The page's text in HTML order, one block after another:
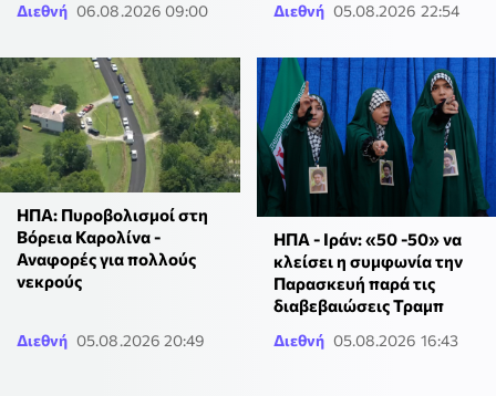
Διεθνή 06.08.2026 09:00 Διεθνή 05.08.2026 22:54
ΗΠΑ: Πυροβολισμοί στη
Βόρεια Καρολίνα -
Αναφορές για πολλούς
νεκρούς
Διεθνή 05.08.2026 20:49
ΗΠΑ - Ιράν: «50 -50» να
κλείσει η συμφωνία την
Παρασκευή παρά τις
διαβεβαιώσεις Τραμπ
Διεθνή 05.08.2026 16:43